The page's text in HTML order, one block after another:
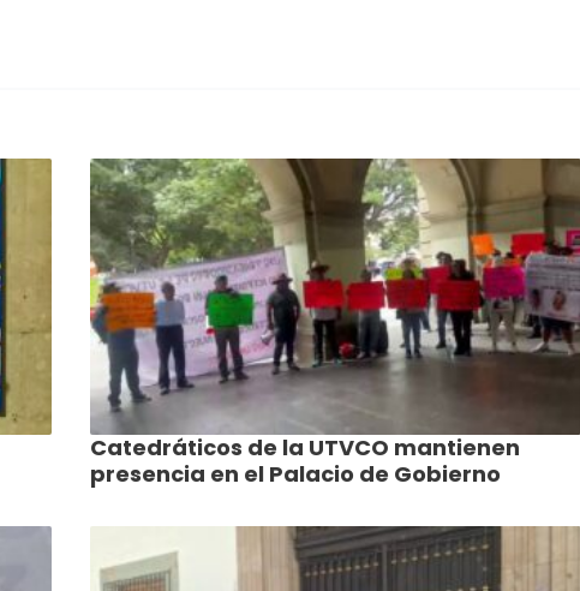
Catedráticos de la UTVCO mantienen
presencia en el Palacio de Gobierno